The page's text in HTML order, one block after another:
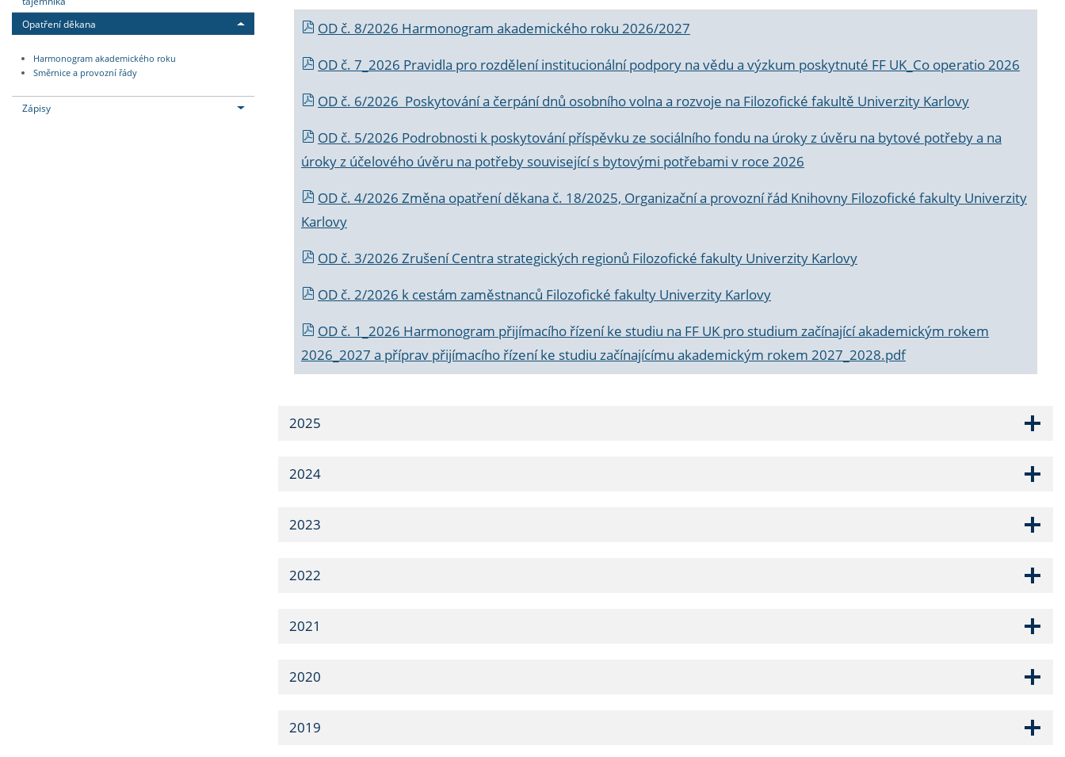
Opatření děkana
Harmonogram akademického roku
Směrnice a provozní řády
Zápisy
OD č. 8/2026 Harmonogram akademického roku 2026/2027
OD č. 7_2026 Pravidla pro rozdělení institucionální podpory na vědu a výzkum poskytnuté FF UK_Co operatio 2026
OD č. 6/2026 Poskytování a čerpání dnů osobního volna a rozvoje na Filozofické fakultě Univerzity Karlovy
OD č. 5/2026 Podrobnosti k poskytování příspěvku ze sociálního fondu na úroky z úvěru na bytové potřeby a na
úroky z účelového úvěru na potřeby související s bytovými potřebami v roce 2026
OD č. 4/2026 Změna opatření děkana č. 18/2025, Organizační a provozní řád Knihovny Filozofické fakulty Univerzity
Karlovy
OD č. 3/2026 Zrušení Centra strategických regionů Filozofické fakulty Univerzity Karlovy
OD č. 2/2026 k cestám zaměstnanců Filozofické fakulty Univerzity Karlovy
OD č. 1_2026 Harmonogram přijímacího řízení ke studiu na FF UK pro studium začínající akademickým rokem
2026_2027 a příprav přijímacího řízení ke studiu začínajícímu akademickým rokem 2027_2028.pdf
2025
2024
2023
2022
2021
2020
2019